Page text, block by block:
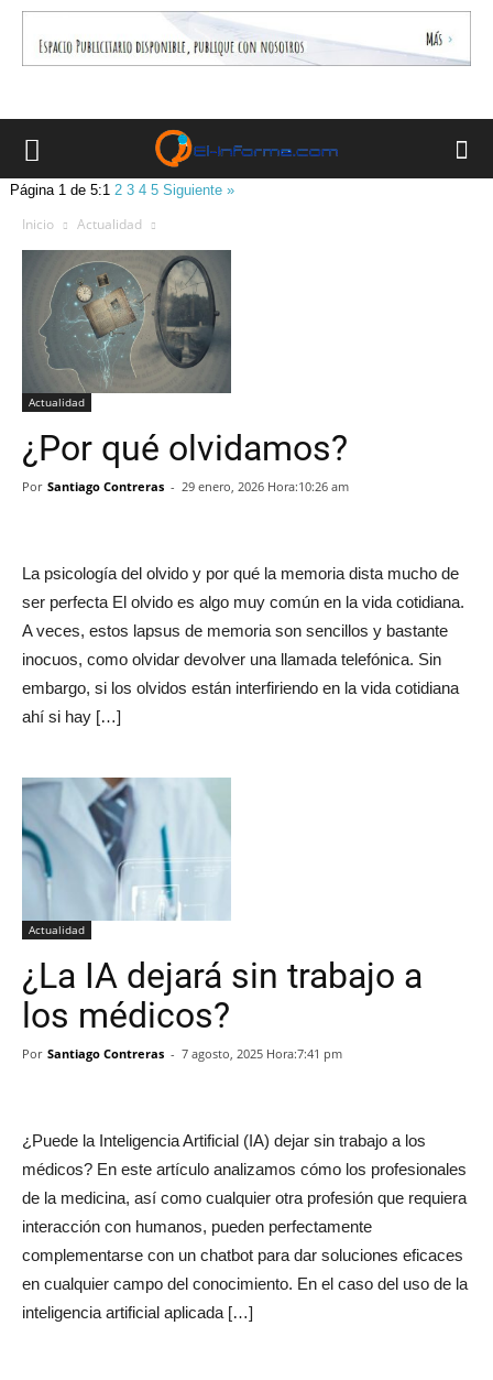
Página 1 de 5:12 3 4 5 Siguiente »
Inicio Actualidad
Actualidad
¿Por qué olvidamos?
Por Santiago Contreras - 29 enero, 2026 Hora:10:26 am
La psicología del olvido y por qué la memoria dista mucho de
ser perfecta El olvido es algo muy común en la vida cotidiana.
A veces, estos lapsus de memoria son sencillos y bastante
inocuos, como olvidar devolver una llamada telefónica. Sin
embargo, si los olvidos están interfiriendo en la vida cotidiana
ahí si hay […]
Actualidad
¿La IA dejará sin trabajo a
los médicos?
Por Santiago Contreras - 7 agosto, 2025 Hora:7:41 pm
¿Puede la Inteligencia Artificial (IA) dejar sin trabajo a los
médicos? En este artículo analizamos cómo los profesionales
de la medicina, así como cualquier otra profesión que requiera
interacción con humanos, pueden perfectamente
complementarse con un chatbot para dar soluciones eficaces
en cualquier campo del conocimiento. En el caso del uso de la
inteligencia artificial aplicada […]